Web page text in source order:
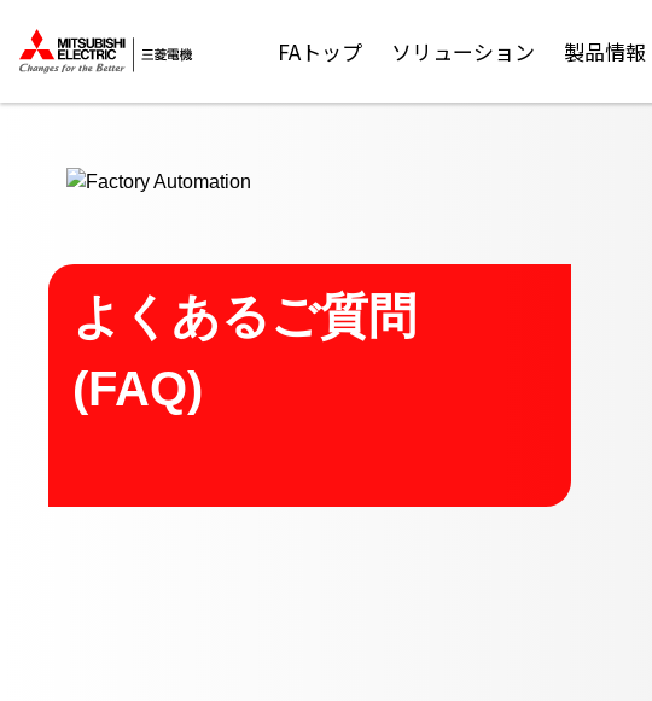
FAトップ ソリューション 製品情報
よくあるご質問
(FAQ)